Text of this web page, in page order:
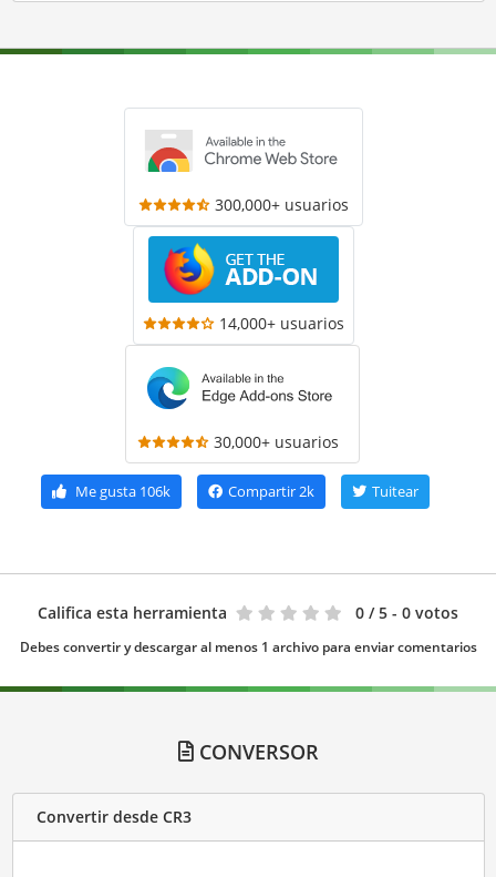
300,000+ usuarios
14,000+ usuarios
30,000+ usuarios
Me gusta106k Compartir2k Tuitear
Califica esta herramienta 0 / 5 - 0 votos
Debes convertir y descargar al menos 1 archivo para enviar comentarios
CONVERSOR
Convertir desde CR3